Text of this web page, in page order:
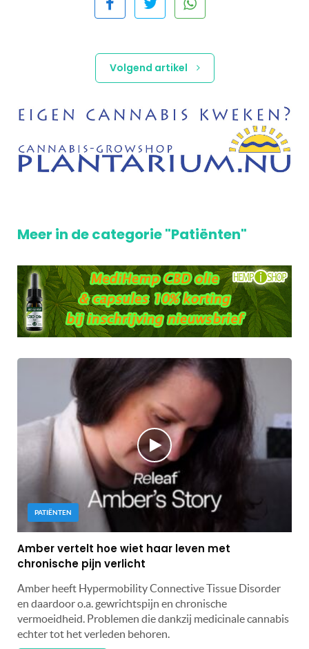
Volgend artikel
Meer in de categorie "Patiënten"
PATIËNTEN
Amber vertelt hoe wiet haar leven met
chronische pijn verlicht
Amber heeft Hypermobility Connective Tissue Disorder
en daardoor o.a. gewrichtspijn en chronische
vermoeidheid. Problemen die dankzij medicinale cannabis
echter tot het verleden behoren.